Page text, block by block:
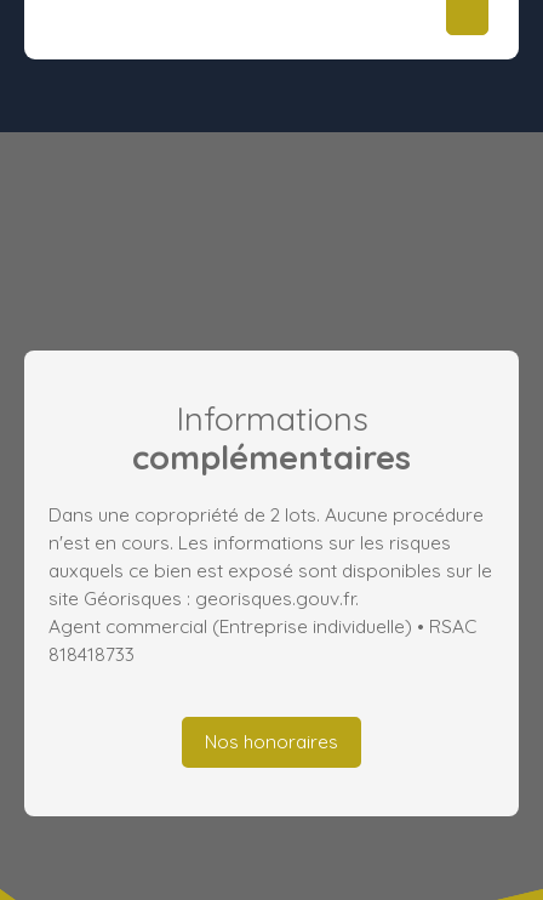
Informations
complémentaires
Dans une copropriété de 2 lots. Aucune procédure
n'est en cours. Les informations sur les risques
auxquels ce bien est exposé sont disponibles sur le
site Géorisques : georisques.gouv.fr.
Agent commercial (Entreprise individuelle) • RSAC
818418733
Nos honoraires